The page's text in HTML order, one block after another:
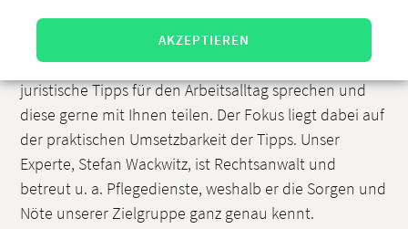
AKZEPTIEREN
In unserer 14-tägigen Videoreihe möchten wir über
juristische Tipps für den Arbeitsalltag sprechen und
diese gerne mit Ihnen teilen. Der Fokus liegt dabei auf
der praktischen Umsetzbarkeit der Tipps. Unser
Experte, Stefan Wackwitz, ist Rechtsanwalt und
betreut u. a. Pflegedienste, weshalb er die Sorgen und
Nöte unserer Zielgruppe ganz genau kennt.